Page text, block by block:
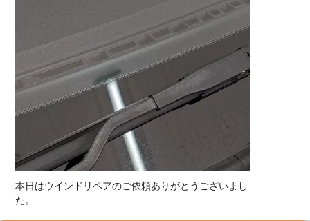
本日はウインドリペアのご依頼ありがとうございまし
た。